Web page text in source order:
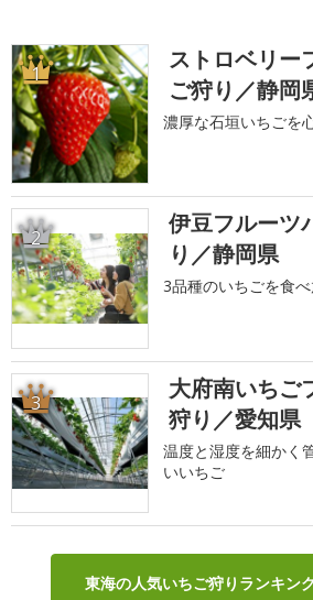
1
ストロベリー
ご狩り／静岡
濃厚な石垣いちごを
2
伊豆フルーツ
り／静岡県
3品種のいちごを食
3
大府南いちご
狩り／愛知県
温度と湿度を細かく
いいちご
東海の人気いちご狩りランキン